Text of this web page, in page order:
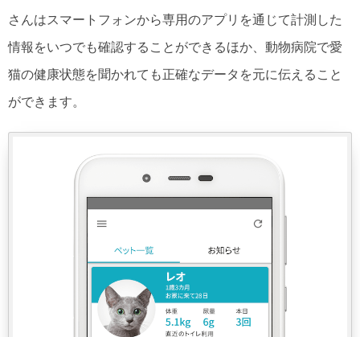
さんはスマートフォンから専用のアプリを通じて計測した
情報をいつでも確認することができるほか、動物病院で愛
猫の健康状態を聞かれても正確なデータを元に伝えること
ができます。